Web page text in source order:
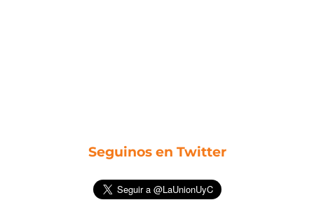
Seguinos en Twitter